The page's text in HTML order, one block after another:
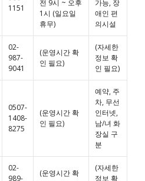
1151
전 9시 ~ 오후
1시 (일요일
휴무)
가능, 장
애인 편
의시설
02-
987-
9041
(운영시간 확
인 필요)
(자세한
정보 확
인 필요)
0507-
1408-
8275
(운영시간 확
인 필요)
예약, 주
차, 무선
인터넷,
남/녀 화
장실 구
분
02-
989-
(운영시간 확
(자세한
정보 확